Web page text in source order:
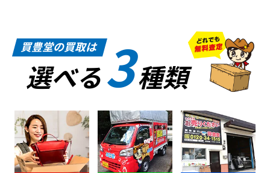
買豊堂の買取は
選べる3種類